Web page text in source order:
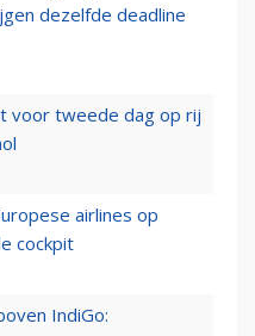
dezelfde deadline
voor tweede dag op rij
airlines op
cockpit
IndiGo: